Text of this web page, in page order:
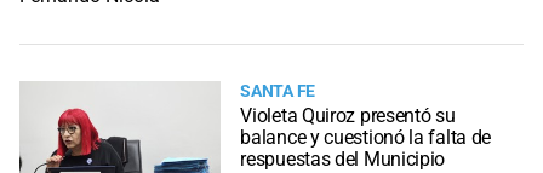
SANTA FE
Violeta Quiroz presentó su
balance y cuestionó la falta de
respuestas del Municipio